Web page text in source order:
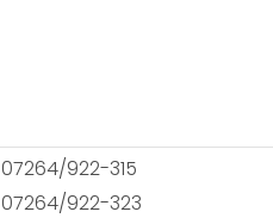
07264/922-315
07264/922-323